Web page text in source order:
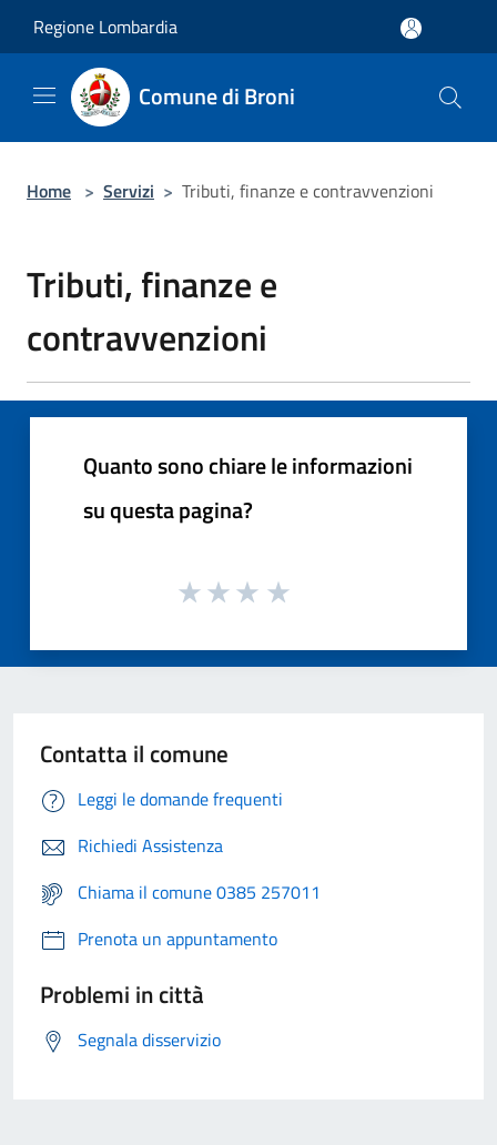
Regione Lombardia
Comune di Broni
Home > Servizi > Tributi, finanze e contravvenzioni
Tributi, finanze e
contravvenzioni
Quanto sono chiare le informazioni
su questa pagina?
Contatta il comune
Leggi le domande frequenti
Richiedi Assistenza
Chiama il comune 0385 257011
Prenota un appuntamento
Problemi in città
Segnala disservizio